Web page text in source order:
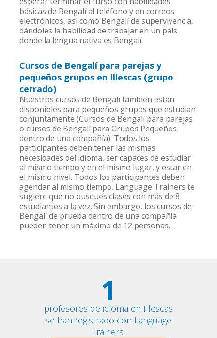
básicas de Bengalí al teléfono y en correos
electrónicos, así como Bengalí de supervivencia,
dándoles la habilidad de trabajar en un país
donde la lengua nativa es Bengalí.
Cursos de Bengalí para parejas y
pequeños grupos en Illescas (grupo
cerrado)
Nuestros cursos de Bengalí también están
disponibles para pequeños grupos que estudian
conjuntamente (Cursos de Bengalí para parejas
o cursos de Bengalí para Grupos Pequeños
dentro de una compañía). Todos los
participantes deben tener las mismas
necesidades del idioma, ser capaces de estudiar
al mismo tiempo y en el mismo lugar, y estar en
el mismo nivel. Todos los participantes deben
agendar al mismo tiempo. Language Trainers te
sugiere que no busques clases con más de 8
estudiantes a la vez. Sin embargo, los cursos de
Bengalí de prueba dentro de una compañía
pueden tener un máximo de 12 personas.
1
profesores de idioma en Illescas
se han registrado con Language
Trainers.